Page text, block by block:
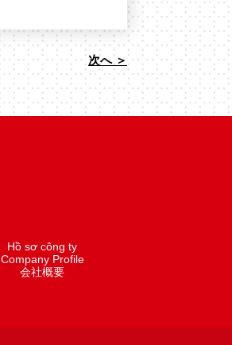
次へ ＞
Hồ sơ công ty
Company Profile
会社概要